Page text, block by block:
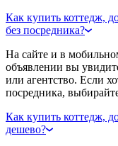
Как купить коттедж,
без посредника?
На сайте и в
объявлении вы
или агентство. Если
посредника,
Как купить коттедж,
дешево?